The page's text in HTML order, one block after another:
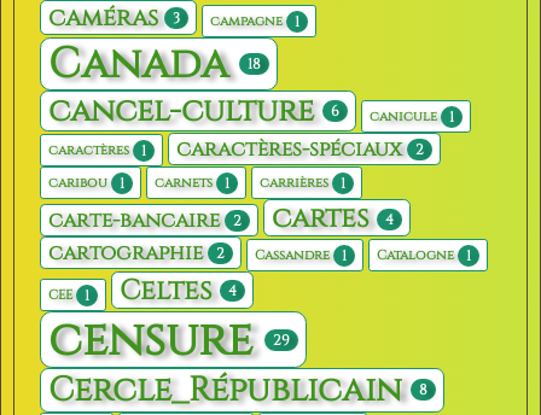
caméras 3 campagne 1
Canada 18
cancel-culture 6 canicule 1
caractères 1 caractères-spéciaux 2
caribou 1 carnets 1 carrières 1
carte-bancaire 2 cartes 4
cartographie 2 Cassandre 1 Catalogne 1
CEE 1 Celtes 4
censure 29
Cercle_Républicain 8